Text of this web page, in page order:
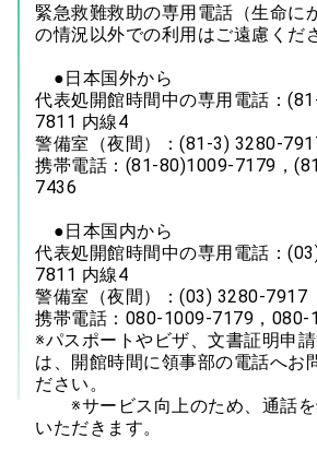
緊急救難救助の専用電話（生命に
の情況以外での利用はご遠慮くだ
●日本国外から
代表処開館時間中の専用電話：
7811 内線4
警備室（夜間）：(81-3) 3280-
携帯電話：(81-80)1009-7179，
7436
●日本国内から
代表処開館時間中の専用電話：
7811 内線4
警備室（夜間）：(03) 3280-7917
携帯電話：080-1009-7179，080-
※パスポートやビザ、文書証明申
は、開館時間に領事部の電話へお
ださい。
※サービス向上のため、通話を
いただきます。